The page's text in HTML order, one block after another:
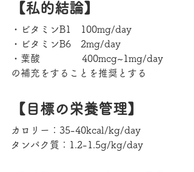
【私的結論】
・ビタミンB1　100mg/day
・ビタミンB6　2mg/day
・葉酸　　　　 400mcg~1mg/day
の補充をすることを推奨とする
【目標の栄養管理】
カロリー：35-40kcal/kg/day
タンパク質：1.2-1.5g/kg/day